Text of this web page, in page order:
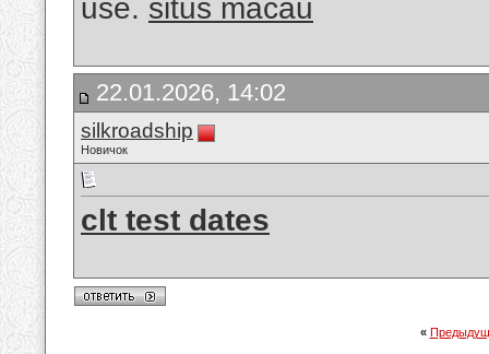
use. situs macau
22.01.2026, 14:02
silkroadship
Новичок
clt test dates
«